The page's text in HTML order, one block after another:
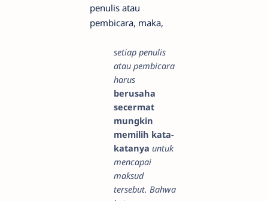
penulis atau
pembicara, maka,
setiap penulis
atau pembicara
harus
berusaha
secermat
mungkin
memilih kata-
katanya untuk
mencapai
maksud
tersebut. Bahwa